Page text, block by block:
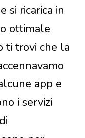
si ricarica in
ottimale
ti trovi che la
app e
i servizi